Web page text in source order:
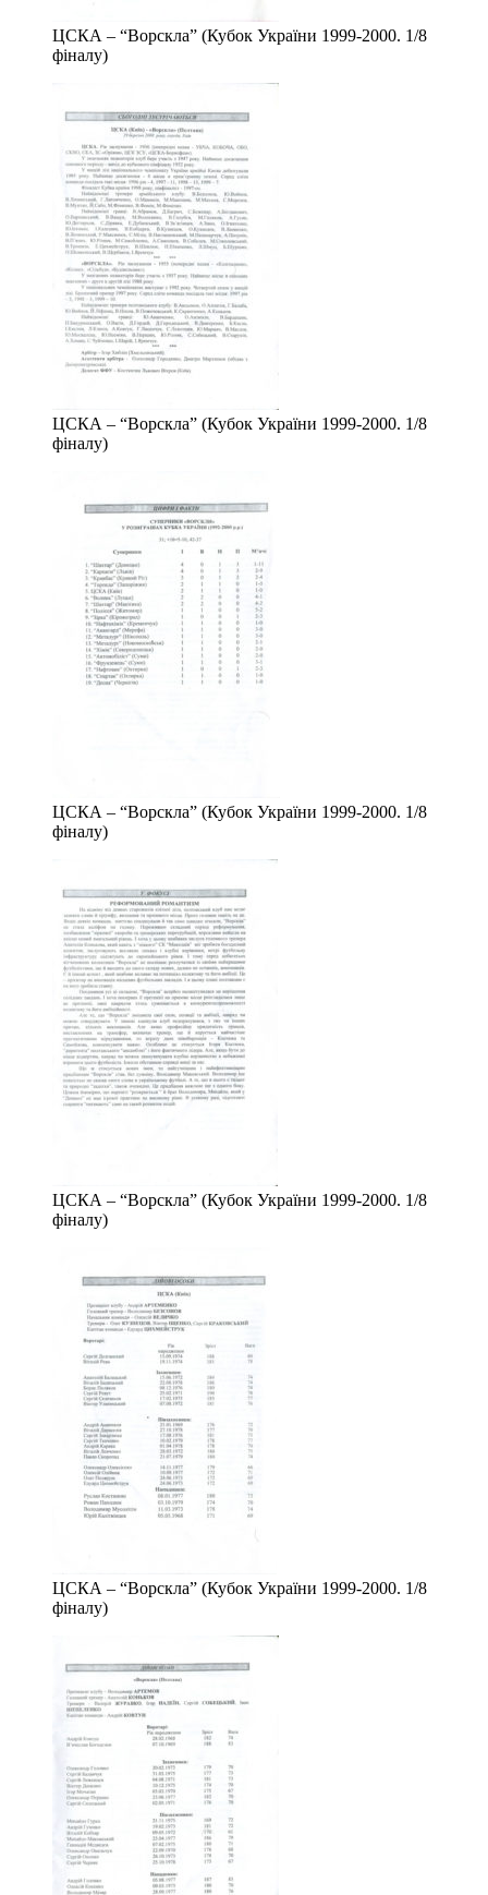
ЦСКА – “Ворскла” (Кубок України 1999-2000. 1/8
фіналу)
ЦСКА – “Ворскла” (Кубок України 1999-2000. 1/8
фіналу)
ЦСКА – “Ворскла” (Кубок України 1999-2000. 1/8
фіналу)
ЦСКА – “Ворскла” (Кубок України 1999-2000. 1/8
фіналу)
ЦСКА – “Ворскла” (Кубок України 1999-2000. 1/8
фіналу)